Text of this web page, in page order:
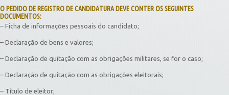
O PEDIDO DE REGISTRO DE CANDIDATURA DEVE CONTER OS SEGUINTES
DOCUMENTOS:
– Ficha de informações pessoais do candidato;
– Declaração de bens e valores;
– Declaração de quitação com as obrigações militares, se for o caso;
– Declaração de quitação com as obrigações eleitorais;
– Título de eleitor;